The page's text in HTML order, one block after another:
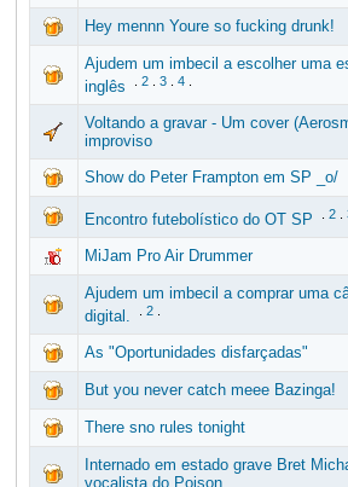
Hey mennn Youre so fucking drunk!
Ajudem um imbecil a escolher uma
inglês
2. 3. 4.
Voltando a gravar - Um cover
improviso
Show do Peter Frampton em SP _o/
Encontro futebolístico do OT SP 2.
MiJam Pro Air Drummer
Ajudem um imbecil a comprar uma
digital.
2.
As "Oportunidades disfarçadas"
But you never catch meee Bazinga!
There sno rules tonight
Internado em estado grave Bret
vocalista do Poison